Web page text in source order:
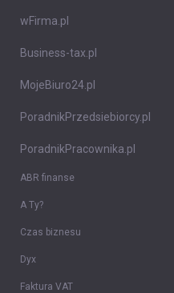
wFirma.pl
Business-tax.pl
MojeBiuro24.pl
PoradnikPrzedsiebiorcy.pl
PoradnikPracownika.pl
ABR finanse
A Ty?
Czas biznesu
Dyx
Faktura VAT